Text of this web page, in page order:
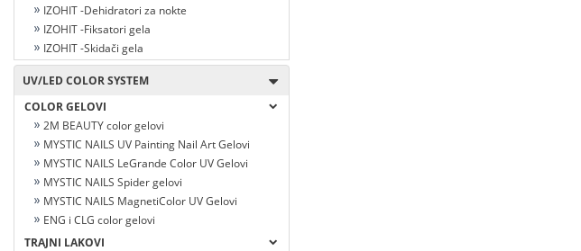
IZOHIT -Dehidratori za nokte
IZOHIT -Fiksatori gela
IZOHIT -Skidači gela
UV/LED COLOR SYSTEM
COLOR GELOVI
2M BEAUTY color gelovi
MYSTIC NAILS UV Painting Nail Art Gelovi
MYSTIC NAILS LeGrande Color UV Gelovi
MYSTIC NAILS Spider gelovi
MYSTIC NAILS MagnetiColor UV Gelovi
ENG i CLG color gelovi
TRAJNI LAKOVI